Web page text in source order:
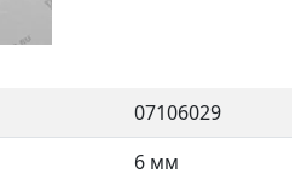
07106029
6 мм